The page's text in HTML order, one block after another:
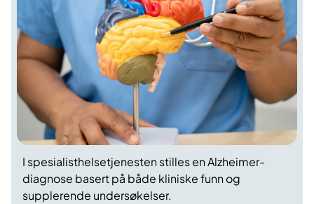
I spesialisthelsetjenesten stilles en Alzheimer-
diagnose basert på både kliniske funn og
supplerende undersøkelser.